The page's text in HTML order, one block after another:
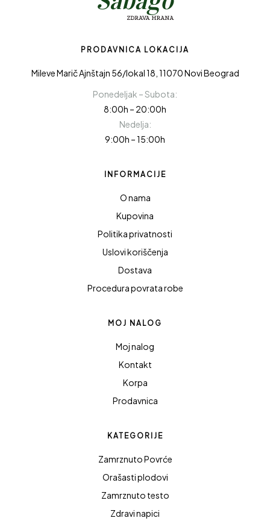
PRODAVNICA LOKACIJA
Mileve Marič Ajnštajn 56/lokal 18, 11070 Novi Beograd
Ponedeljak – Subota:
8:00h – 20:00h
Nedelja:
9:00h – 15:00h
INFORMACIJE
O nama
Kupovina
Politika privatnosti
Uslovi koriščenja
Dostava
Procedura povrata robe
MOJ NALOG
Moj nalog
Kontakt
Korpa
Prodavnica
KATEGORIJE
Zamrznuto Povrće
Orašasti plodovi
Zamrznuto testo
Zdravi napici